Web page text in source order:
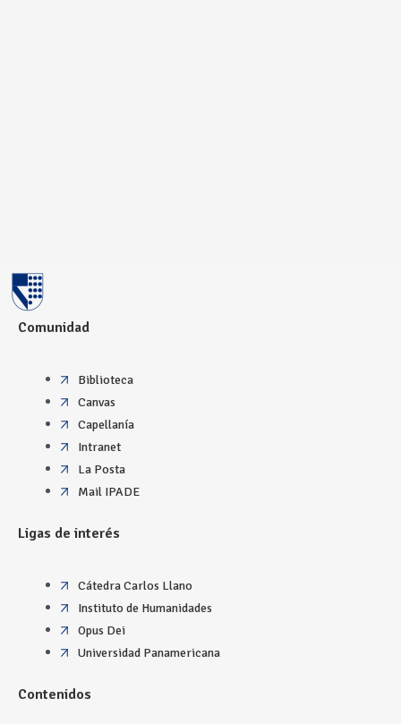
Comunidad
Biblioteca
Canvas
Capellanía
Intranet
La Posta
Mail IPADE
Ligas de interés
Cátedra Carlos Llano
Instituto de Humanidades
Opus Dei
Universidad Panamericana
Contenidos